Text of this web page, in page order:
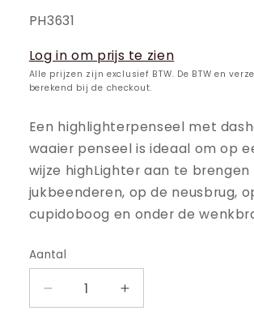
SKU:
PH3631
Log in om prijs te zien
Alle prijzen zijn exclusief BTW. De BTW en
berekend bij de checkout.
Een highlighterpenseel met
waaier penseel is ideaal om op
wijze highLighter aan te brengen
jukbeenderen, op de neusbrug,
cupidoboog en onder de
Aantal
Aantal
Aantal